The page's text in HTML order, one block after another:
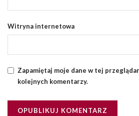
Witryna internetowa
Zapamiętaj moje dane w tej
kolejnych komentarzy.